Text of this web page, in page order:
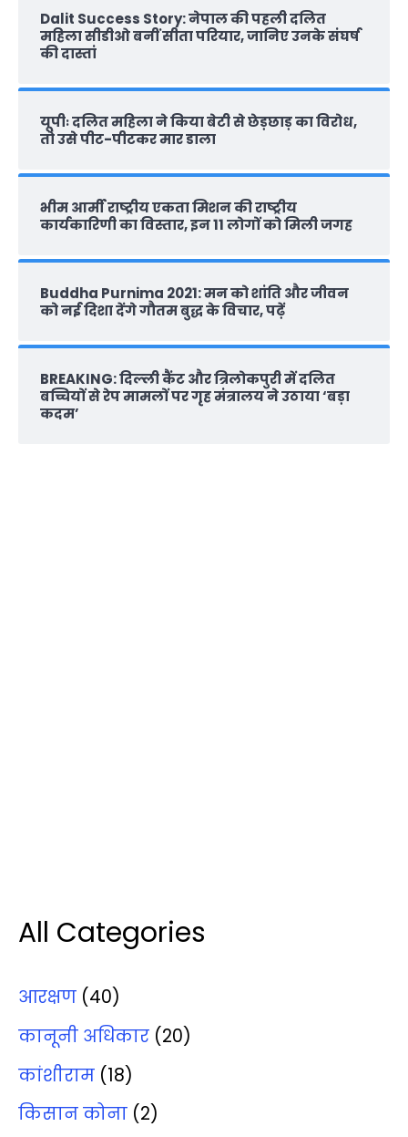
Dalit Success Story: नेपाल की पहली दलित
महिला सीडीओ बनीं सीता परियार, जानिए उनके संघर्ष
की दास्‍तां
यूपीः दलित महिला ने किया बेटी से छेड़छाड़ का विरोध,
तो उसे पीट-पीटकर मार डाला
भीम आर्मी राष्‍ट्रीय एकता मिशन की राष्‍ट्रीय
कार्यकारिणी का विस्तार, इन 11 लोगों को मिली जगह
Buddha Purnima 2021: मन को शांति और जीवन
को नई दिशा देंगे गौतम बुद्ध के विचार, पढ़ें
BREAKING: दिल्‍ली कैंट और त्रिलोकपुरी में दलित
बच्चियों से रेप मामलों पर गृह मंत्रालय ने उठाया ‘बड़ा
कदम’
All Categories
आरक्षण (40)
कानूनी अधिकार (20)
कांशीराम (18)
किसान कोना (2)